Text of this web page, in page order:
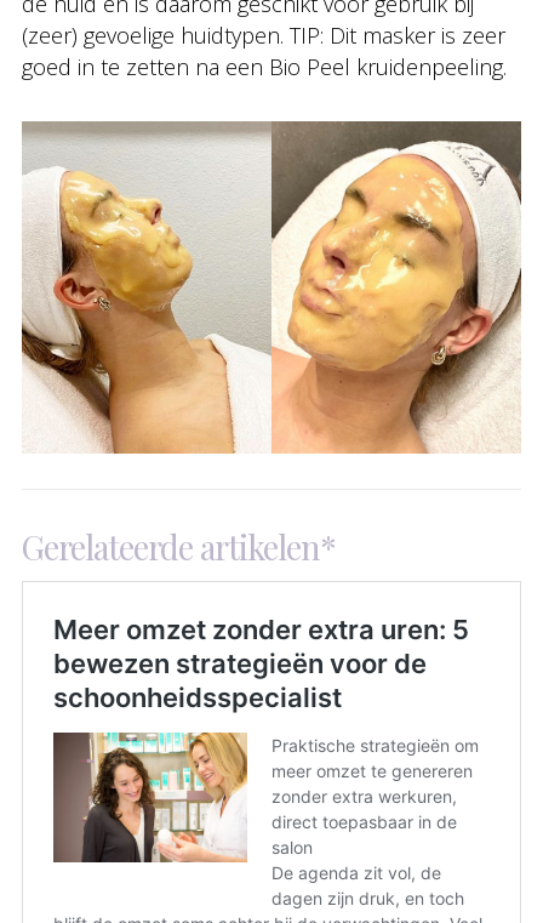
(zeer) gevoelige huidtypen. TIP: Dit masker is zeer
goed in te zetten na een Bio Peel kruidenpeeling.
Gerelateerde artikelen*